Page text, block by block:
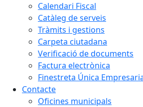
Calendari Fiscal
Catàleg de serveis
Tràmits i gestions
Carpeta ciutadana
Verificació de documents
Factura electrònica
Finestreta Única
Contacte
Oficines municipals